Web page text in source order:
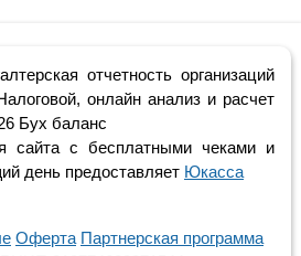
отчетность организаций
онлайн анализ и расчет
Бух баланс
сайта с бесплатными чеками и
день предоставляет Юкасса
Оферта Партнерская программа